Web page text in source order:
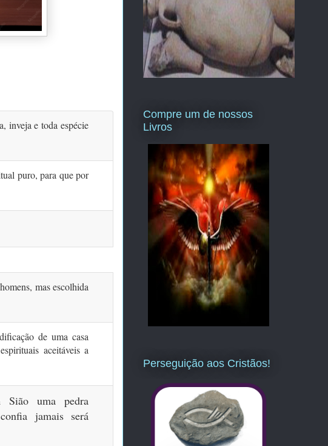
inveja e toda espécie
puro, para que por
mas escolhida
de uma casa
aceitáveis a
Siãouma pedra
jamais será
Compre um de nossos
Livros
Perseguição aos Cristãos!